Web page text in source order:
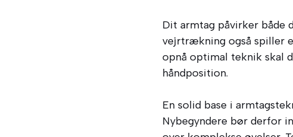
Dit armtag påvirker både
vejrtrækning også spiller
opnå optimal teknik skal
håndposition.
En solid base i
Nybegyndere bør derfor